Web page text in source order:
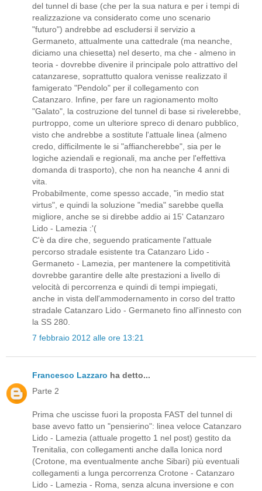
del tunnel di base (che per la sua natura e per i tempi di
realizzazione va considerato come uno scenario
"futuro") andrebbe ad escludersi il servizio a
Germaneto, attualmente una cattedrale (ma neanche,
diciamo una chiesetta) nel deserto, ma che - almeno in
teoria - dovrebbe divenire il principale polo attrattivo del
catanzarese, soprattutto qualora venisse realizzato il
famigerato "Pendolo" per il collegamento con
Catanzaro. Infine, per fare un ragionamento molto
"Galato", la costruzione del tunnel di base si rivelerebbe,
purtroppo, come un ulteriore spreco di denaro pubblico,
visto che andrebbe a sostitute l'attuale linea (almeno
credo, difficilmente le si "affiancherebbe", sia per le
logiche aziendali e regionali, ma anche per l'effettiva
domanda di trasporto), che non ha neanche 4 anni di
vita.
Probabilmente, come spesso accade, "in medio stat
virtus", e quindi la soluzione "media" sarebbe quella
migliore, anche se si direbbe addio ai 15' Catanzaro
Lido - Lamezia :'(
C'è da dire che, seguendo praticamente l'attuale
percorso stradale esistente tra Catanzaro Lido -
Germaneto - Lamezia, per mantenere la competitività
dovrebbe garantire delle alte prestazioni a livello di
velocità di percorrenza e quindi di tempi impiegati,
anche in vista dell'ammodernamento in corso del tratto
stradale Catanzaro Lido - Germaneto fino all'innesto con
la SS 280.
7 febbraio 2012 alle ore 13:21
Francesco Lazzaro ha detto...
Parte 2
Prima che uscisse fuori la proposta FAST del tunnel di
base avevo fatto un "pensierino": linea veloce Catanzaro
Lido - Lamezia (attuale progetto 1 nel post) gestito da
Trenitalia, con collegamenti anche dalla Ionica nord
(Crotone, ma eventualmente anche Sibari) più eventuali
collegamenti a lunga percorrenza Crotone - Catanzaro
Lido - Lamezia - Roma, senza alcuna inversione e con